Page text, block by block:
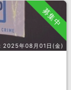
募集中
2025年08月01日(金)